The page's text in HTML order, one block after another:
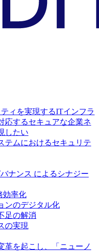
ィを実現するITインフラ
応するセキュアな企業ネ
したい
テムにおけるセキュリテ
ナンス によるシナジー
効率化
ンのデジタル化
足の解消
の実現
革を起こし、「ニューノ